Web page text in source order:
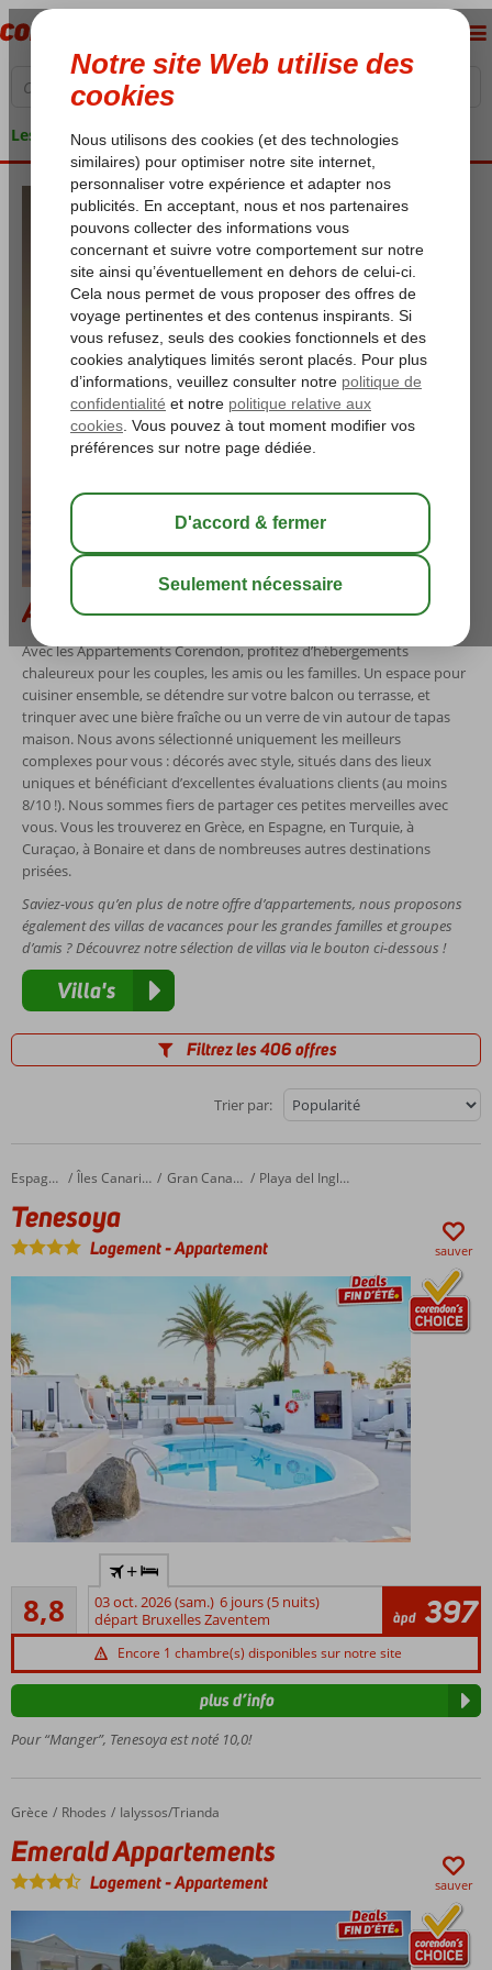
Les garanties de vacances
Appartements Corendon
Avec les Appartements Corendon, profitez d’hébergements
chaleureux pour les couples, les amis ou les familles. Un espace pour
cuisiner ensemble, se détendre sur votre balcon ou terrasse, et
trinquer avec une bière fraîche ou un verre de vin autour de tapas
maison. Nous avons sélectionné uniquement les meilleurs
complexes pour vous : décorés avec style, situés dans des lieux
uniques et bénéficiant d’excellentes évaluations clients (au moins
8/10 !). Nous sommes fiers de partager ces petites merveilles avec
vous. Vous les trouverez en Grèce, en Espagne, en Turquie, à
Curaçao, à Bonaire et dans de nombreuses autres destinations
prisées.
Saviez-vous qu’en plus de notre offre d’appartements, nous proposons
également des villas de vacances pour les grandes familles et groupes
d’amis ? Découvrez notre sélection de villas via le bouton ci-dessous !
Villa's
Filtrez les 406 offres
Trier par:
Accueil Espagne Îles Canaries Gran Canaria Playa del Ingles
Tenesoya
Tenesoya
Logement-Appartement sauver
Hébergement
réservé aux
adultes; l'âge
minimum est
de 18 ans
Complexe
à petite
échelle
A
pas de la
plage
à
Playa
Détente
8,8
Recommandé
130
commentaires
+
03 oct. 2026 (sam.) 6 jours (5 nuits)
départ Bruxelles Zaventem
àpd 397
Encore 1 chambre(s) disponibles sur notre site
Pour “Manger”, Tenesoya est noté 10,0!
plus d’info
Accueil
Grèce Rhodes Ialyssos/Trianda
Emerald Appartements
Emerald Appartements
Logement-Appartement sauver